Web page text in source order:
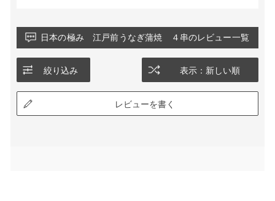
日本の極み 江戸前うなぎ蒲焼 ４串のレビュー一覧
絞り込み 表示：新しい順
レビューを書く